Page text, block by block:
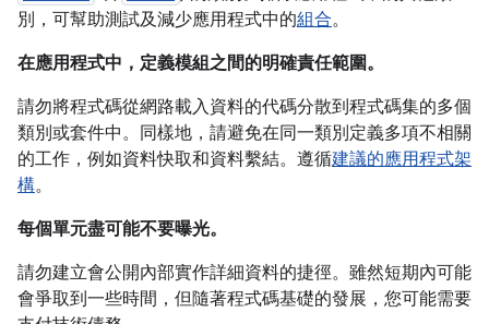
別，可幫助測試及減少應用程式中的組合。
在應用程式中，定義模組之間的明確責任範圍。
請勿將程式碼從網路載入資料的代碼分散到程式碼集的多個
類別或套件中。同樣地，請避免在同一類別定義多項不相關
的工作，例如資料快取和資料繫結。遵循建議的應用程式架
構。
每個單元盡可能不要曝光。
請勿建立會公開內部實作詳細資料的捷徑。雖然短期內可能
會爭取到一些時間，但隨著程式碼基礎的發展，您可能需要